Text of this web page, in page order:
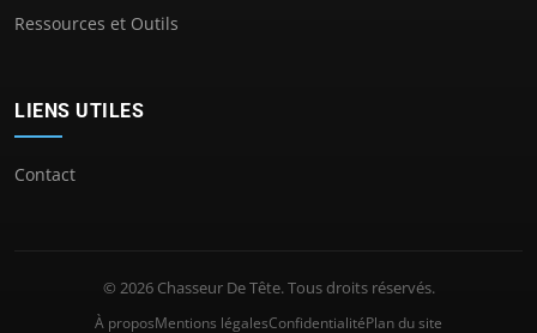
Ressources et Outils
LIENS UTILES
Contact
© 2026 Chasseur De Tête. Tous droits réservés.
À proposMentions légalesConfidentialitéPlan du site